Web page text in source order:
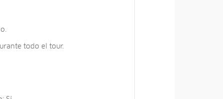
todo el tour.